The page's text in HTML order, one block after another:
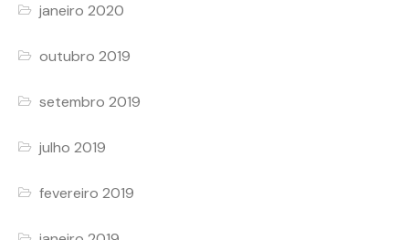
janeiro 2020
outubro 2019
setembro 2019
julho 2019
fevereiro 2019